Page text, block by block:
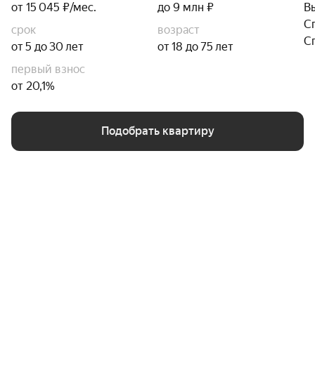
от 15 045 ₽/мес.
до 9 млн ₽
срок
от 5 до 30 лет
возраст
от 18 до 75 лет
первый взнос
от 20,1%
Подобрать квартиру